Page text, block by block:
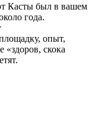
Касты был в вашем
года.
опыт,
скока